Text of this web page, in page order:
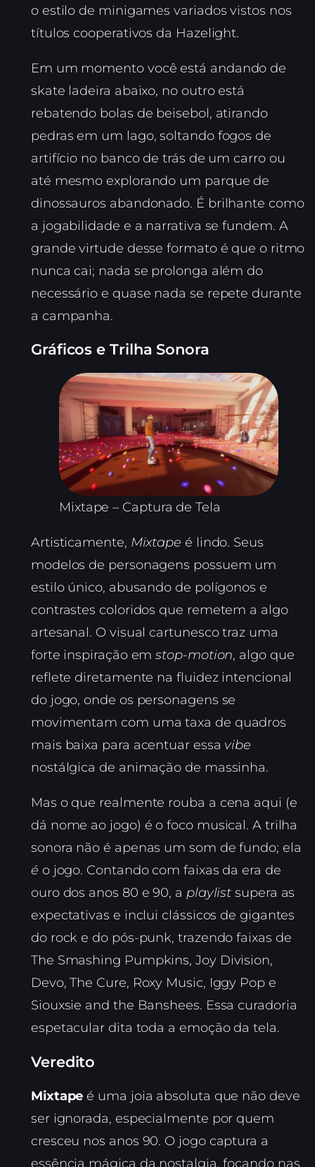
o estilo de minigames variados vistos nos
títulos cooperativos da Hazelight.
Em um momento você está andando de
skate ladeira abaixo, no outro está
rebatendo bolas de beisebol, atirando
pedras em um lago, soltando fogos de
artifício no banco de trás de um carro ou
até mesmo explorando um parque de
dinossauros abandonado. É brilhante como
a jogabilidade e a narrativa se fundem. A
grande virtude desse formato é que o ritmo
nunca cai; nada se prolonga além do
necessário e quase nada se repete durante
a campanha.
Gráficos e Trilha Sonora
Mixtape – Captura de Tela
Artisticamente, Mixtape é lindo. Seus
modelos de personagens possuem um
estilo único, abusando de polígonos e
contrastes coloridos que remetem a algo
artesanal. O visual cartunesco traz uma
forte inspiração emstop-motion, algo que
reflete diretamente na fluidez intencional
do jogo, onde os personagens se
movimentam com uma taxa de quadros
mais baixa para acentuar essa vibe
nostálgica de animação de massinha.
Mas o que realmente rouba a cena aqui (e
dá nome ao jogo) é o foco musical. A trilha
sonora não é apenas um som de fundo; ela
é o jogo. Contando com faixas da era de
ouro dos anos 80 e 90, a playlist supera as
expectativas e inclui clássicos de gigantes
do rock e do pós-punk, trazendo faixas de
The Smashing Pumpkins, Joy Division,
Devo, The Cure, Roxy Music, Iggy Pop e
Siouxsie and the Banshees. Essa curadoria
espetacular dita toda a emoção da tela.
Veredito
Mixtape é uma joia absoluta que não deve
ser ignorada, especialmente por quem
cresceu nos anos 90. O jogo captura a
essência mágica da nostalgia, focando nas